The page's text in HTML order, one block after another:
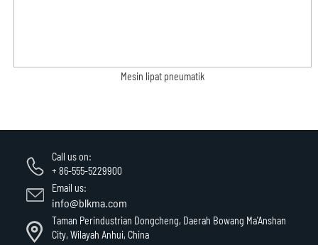
Mesin lipat pneumatik
Call us on:
+ 86-555-5229900
Email us:
info@blkma.com
Taman Perindustrian Dongcheng, Daerah Bowang Ma'Anshan
City, Wilayah Anhui, China